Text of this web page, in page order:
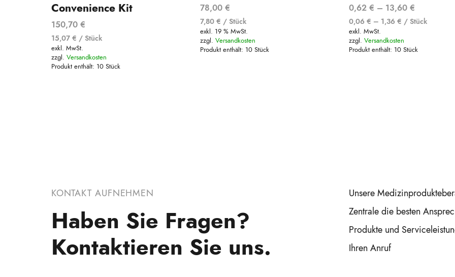
Convenience Kit
150,70 €
15,07 € / Stück
exkl. MwSt.
zzgl. Versandkosten
Produkt enthält: 10 Stück
78,00 €
7,80 € / Stück
exkl. 19 % MwSt.
zzgl. Versandkosten
Produkt enthält: 10 Stück
0,62 € – 13,60 €
0,06 € – 1,36 € / Stück
exkl. MwSt.
zzgl. Versandkosten
Produkt enthält: 10 Stück
KONTAKT AUFNEHMEN
Haben Sie Fragen?
Kontaktieren Sie uns.
Unsere
Zentrale die besten
Produkte und
Ihren Anruf